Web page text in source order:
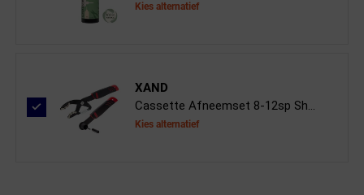
Kies alternatief
XAND
Cassette Afneemset 8-12sp Sh...
Kies alternatief